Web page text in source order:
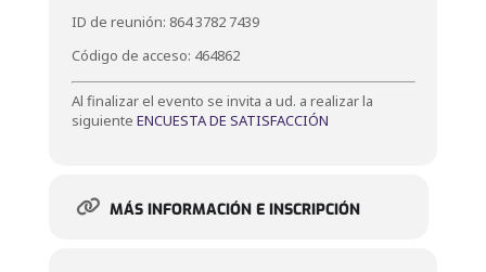
ID de reunión: 864 3782 7439
Código de acceso: 464862
Al finalizar el evento se invita a ud. a realizar la
siguiente ENCUESTA DE SATISFACCIÓN
MÁS INFORMACIÓN E INSCRIPCIÓN